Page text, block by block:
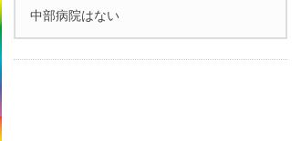
中部病院はない